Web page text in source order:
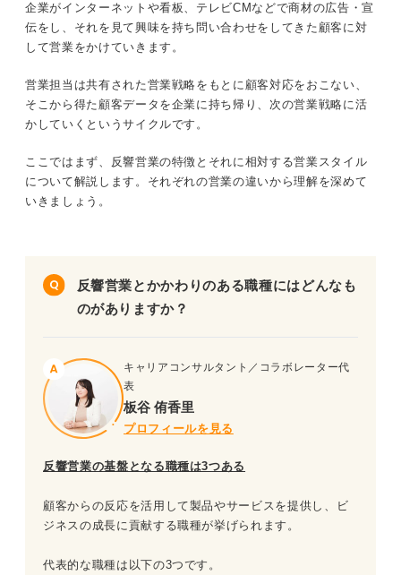
企業がインターネットや看板、テレビCMなどで商材の広告・宣
伝をし、それを見て興味を持ち問い合わせをしてきた顧客に対
して営業をかけていきます。
営業担当は共有された営業戦略をもとに顧客対応をおこない、
そこから得た顧客データを企業に持ち帰り、次の営業戦略に活
かしていくというサイクルです。
ここではまず、反響営業の特徴とそれに相対する営業スタイル
について解説します。それぞれの営業の違いから理解を深めて
いきましょう。
反響営業とかかわりのある職種にはどんなも
のがありますか？
キャリアコンサルタント／コラボレーター代
表
板谷 侑香里
プロフィールを見る
反響営業の基盤となる職種は3つある
顧客からの反応を活用して製品やサービスを提供し、ビ
ジネスの成長に貢献する職種が挙げられます。
代表的な職種は以下の3つです。
③クオリティの高いプレゼンテーション力
採用経験者に聞く！ 反響営業の就活対策に大切なコツと
反響営業についての理解を深め入社後のイメージや就活準